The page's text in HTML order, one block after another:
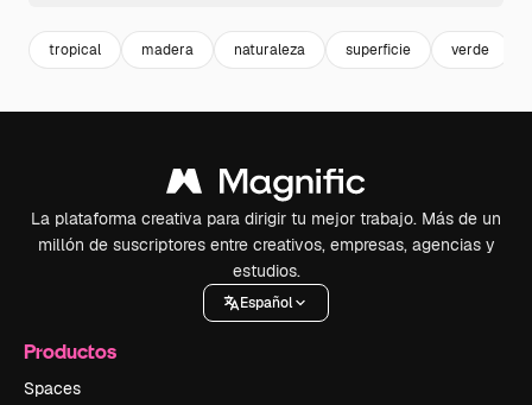
tropical madera naturaleza superficie verde
La plataforma creativa para dirigir tu mejor trabajo. Más de un
millón de suscriptores entre creativos, empresas, agencias y
estudios.
Español
Productos
Spaces